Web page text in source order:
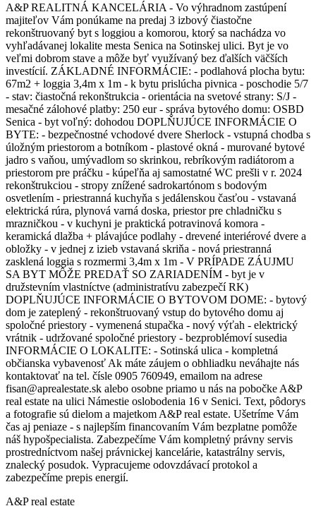
A&P REALITNÁ KANCELÁRIA - Vo výhradnom zastúpení
majiteľov Vám ponúkame na predaj 3 izbový čiastočne
rekonštruovaný byt s loggiou a komorou, ktorý sa nachádza vo
vyhľadávanej lokalite mesta Senica na Sotinskej ulici. Byt je vo
veľmi dobrom stave a môže byť využívaný bez ďalších väčších
investícií. ZÁKLADNÉ INFORMÁCIE: - podlahová plocha bytu:
67m2 + loggia 3,4m x 1m - k bytu prislúcha pivnica - poschodie 5/7
- stav: čiastočná rekonštrukcia - orientácia na svetové strany: S/J -
mesačné zálohové platby: 250 eur - správa bytového domu: OSBD
Senica - byt voľný: dohodou DOPLŇUJÚCE INFORMÁCIE O
BYTE: - bezpečnostné vchodové dvere Sherlock - vstupná chodba s
úložným priestorom a botníkom - plastové okná - murované bytové
jadro s vaňou, umývadlom so skrinkou, rebríkovým radiátorom a
priestorom pre práčku - kúpeľňa aj samostatné WC prešli v r. 2024
rekonštrukciou - stropy znížené sadrokartónom s bodovým
osvetlením - priestranná kuchyňa s jedálenskou časťou - vstavaná
elektrická rúra, plynová varná doska, priestor pre chladničku s
mrazničkou - v kuchyni je praktická potravinová komora -
keramická dlažba + plávajúce podlahy - drevené interiérové dvere a
obložky - v jednej z izieb vstavaná skriňa - nová priestranná
zasklená loggia s rozmermi 3,4m x 1m - V PRÍPADE ZÁUJMU
SA BYT MÔŽE PREDAŤ SO ZARIADENÍM - byt je v
družstevním vlastníctve (administratívu zabezpečí RK)
DOPLŇUJÚCE INFORMÁCIE O BYTOVOM DOME: - bytový
dom je zateplený - rekonštruovaný vstup do bytového domu aj
spoločné priestory - vymenená stupačka - nový výťah - elektrický
vrátnik - udržované spoločné priestory - bezproblémoví susedia
INFORMÁCIE O LOKALITE: - Sotinská ulica - kompletná
občianska vybavenosť Ak máte záujem o obhliadku neváhajte nás
kontaktovať na tel. čísle 0905 760949, emailom na adrese
fisan@aprealestate.sk alebo osobne priamo u nás na pobočke A&P
real estate na ulici Námestie oslobodenia 16 v Senici. Text, pôdorys
a fotografie sú dielom a majetkom A&P real estate. Ušetríme Vám
čas aj peniaze - s najlepším financovaním Vám bezplatne pomôže
náš hypošpecialista. Zabezpečíme Vám kompletný právny servis
prostredníctvom našej právnickej kancelárie, katastrálny servis,
znalecký posudok. Vypracujeme odovzdávací protokol a
zabezpečíme prepis energií.
A&P real estate